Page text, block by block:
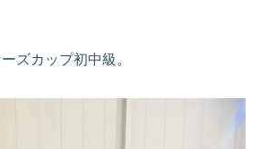
ズカップ初中級。